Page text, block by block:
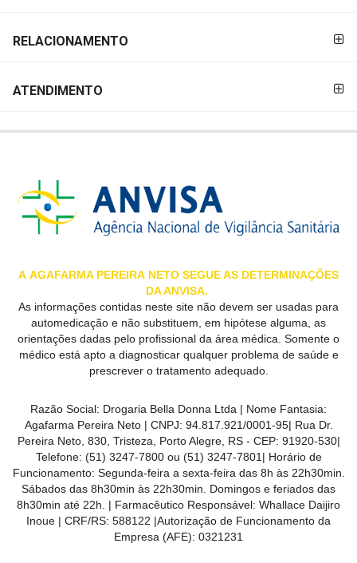
OFERTAS
CENTRAL
LOJAS
MAIS
PRÓXIMA
DO
CLIENTE
RELACIONAMENTO
ATENDIMENTO
A AGAFARMA PEREIRA NETO SEGUE AS DETERMINAÇÕES
DA ANVISA.
As informações contidas neste site não devem ser usadas para
automedicação e não substituem, em hipótese alguma, as
orientações dadas pelo profissional da área médica. Somente o
médico está apto a diagnosticar qualquer problema de saúde e
prescrever o tratamento adequado.
Razão Social: Drogaria Bella Donna Ltda | Nome Fantasia:
Agafarma Pereira Neto | CNPJ: 94.817.921/0001-95| Rua Dr.
Pereira Neto, 830, Tristeza, Porto Alegre, RS - CEP: 91920-530|
Telefone: (51) 3247-7800 ou (51) 3247-7801 | Horário de
Funcionamento: Segunda-feira a sexta-feira das 8h às 22h30min.
Sábados das 8h30min às 22h30min. Domingos e feriados das
8h30min até 22h. | Farmacêutico Responsável: Whallace Daijiro
Inoue | CRF/RS: 588122 |Autorização de Funcionamento da
Empresa (AFE): 0321231